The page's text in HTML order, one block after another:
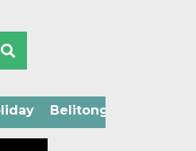
Belitong Technology